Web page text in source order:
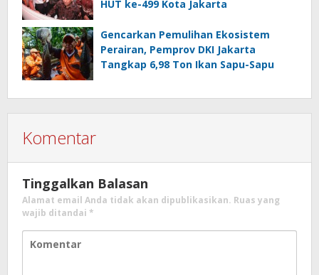
HUT ke-499 Kota Jakarta
Gencarkan Pemulihan Ekosistem
Perairan, Pemprov DKI Jakarta
Tangkap 6,98 Ton Ikan Sapu-Sapu
Komentar
Tinggalkan Balasan
Alamat email Anda tidak akan dipublikasikan. Ruas yang
wajib ditandai *